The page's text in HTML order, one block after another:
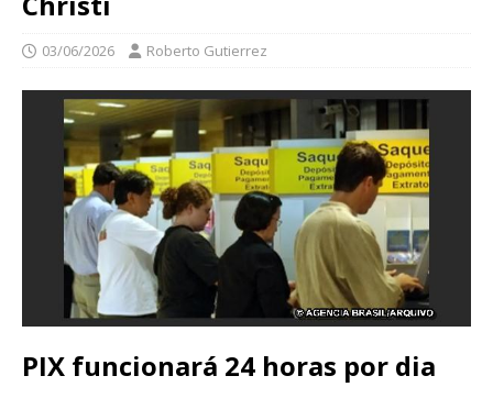
03/06/2026 Roberto Gutierrez
PIX funcionará 24 horas por dia